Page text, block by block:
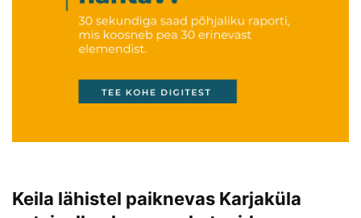
Keila lähistel paiknevas Karjaküla